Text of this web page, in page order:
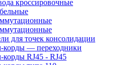
кроссировочные
для точек консолидации
корды — переходники
корды RJ45 - RJ45